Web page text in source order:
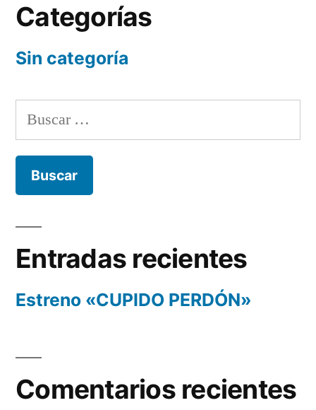
Categorías
Sin categoría
Buscar:
Entradas recientes
Estreno «CUPIDO PERDÓN»
Comentarios recientes